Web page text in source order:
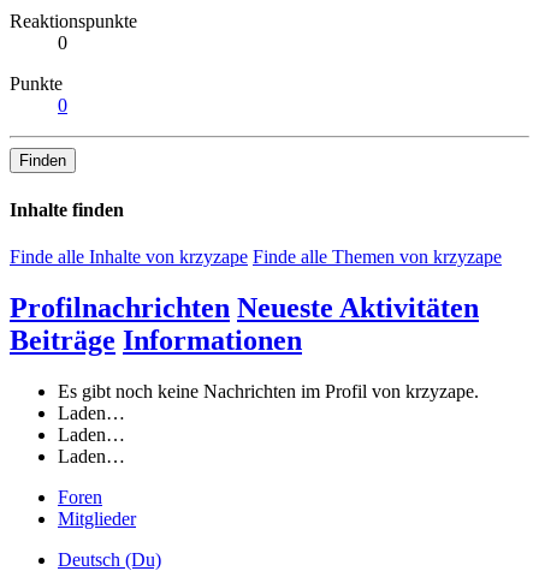
Reaktionspunkte
0
Punkte
0
Finden
Inhalte finden
Finde alle Inhalte von krzyzape Finde alle Themen von krzyzape
Profilnachrichten Neueste Aktivitäten
Beiträge Informationen
Es gibt noch keine Nachrichten im Profil von krzyzape.
Laden…
Laden…
Laden…
Foren
Mitglieder
Deutsch (Du)